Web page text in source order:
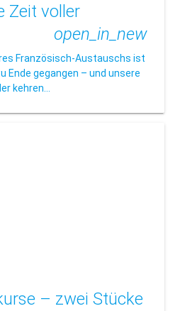
Zeit voller
open_in_new
Französisch-Austauschs ist
Ende gegangen – und unsere
kehren…
– zwei Stücke